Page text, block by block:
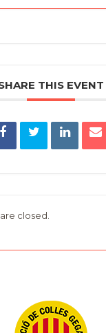
THIS EVENT
closed.